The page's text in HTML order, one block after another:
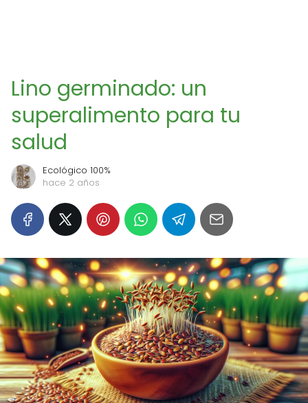
Lino germinado: un
superalimento para tu
salud
Ecológico 100%
hace 2 años